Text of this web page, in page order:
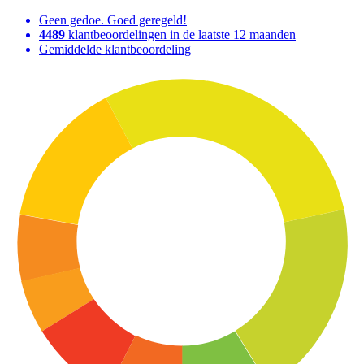
Geen gedoe. Goed geregeld!
4489 klantbeoordelingen in de laatste 12 maanden
Gemiddelde klantbeoordeling